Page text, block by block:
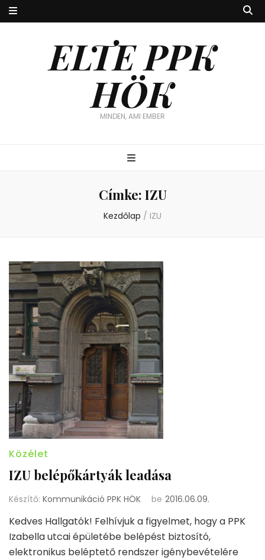
ELTE PPK
HÖK
MINDEN, AMI EMBER
Címke: IZU
Kezdőlap / IZU
Közélet
IZU belépőkártyák leadása
Készítő: Kommunikáció PPK HÖK be 2016.06.09.
Kedves Hallgatók! Felhívjuk a figyelmet, hogy a PPK
Izabella utcai épületébe belépést biztosító,
elektronikus beléptető rendszer igénybevételére